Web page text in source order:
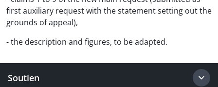
first auxiliary request with the statement setting out the
grounds of appeal),
- the description and figures, to be adapted.
Soutien